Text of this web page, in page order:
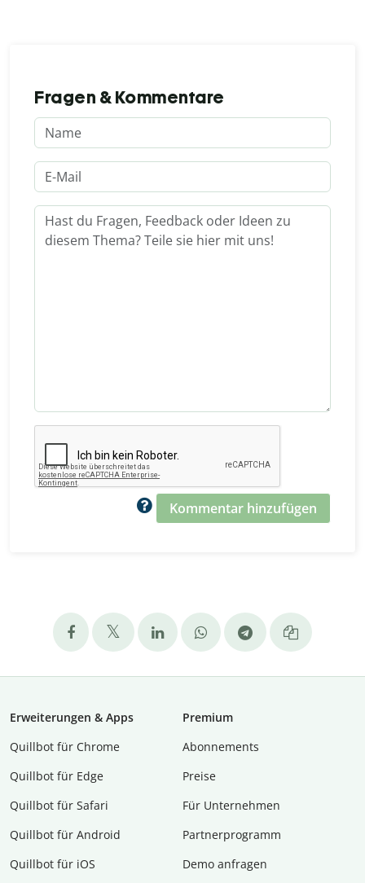
Fragen & Kommentare
Kommentar hinzufügen
Erweiterungen & Apps
Quillbot für Chrome
Quillbot für Edge
Quillbot für Safari
Quillbot für Android
Quillbot für iOS
Premium
Abon­ne­ments
Preise
Für Unternehmen
Partnerprogramm
Demo anfragen